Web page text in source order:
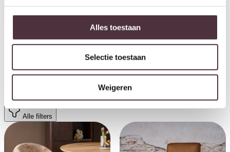
Alles toestaan
Selectie toestaan
Weigeren
Breedte (cm)Diepte (cm)
Alle filters